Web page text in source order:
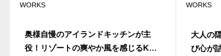
WORKS
奥様自慢のアイランドキッチンが主
役！リゾートの爽やか風を感じるK様
WORKS
大人の
び心が